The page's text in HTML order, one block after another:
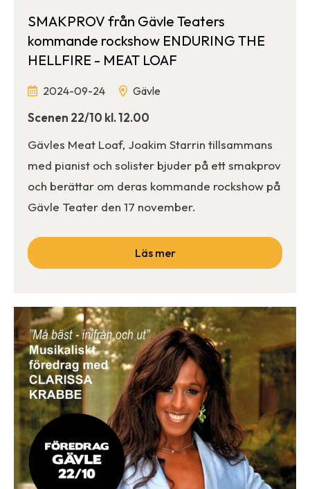
SMAKPROV från Gävle Teaters
kommande rockshow ENDURING THE
HELLFIRE - MEAT LOAF
2024-09-24 Gävle
Scenen 22/10 kl. 12.00
Gävles Meat Loaf, Joakim Starrin tillsammans
med pianist och solister bjuder på ett smakprov
och berättar om deras kommande rockshow på
Gävle Teater den 17 november.
Läs mer